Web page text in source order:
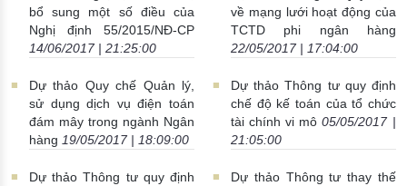
bổ sung một số điều của
Nghị định 55/2015/NĐ-CP
14/06/2017 | 21:25:00
về mạng lưới hoạt động của
TCTD phi ngân hàng
22/05/2017 | 17:04:00
Dự thảo Quy chế Quản lý,
sử dụng dịch vụ điện toán
đám mây trong ngành Ngân
hàng 19/05/2017 | 18:09:00
Dự thảo Thông tư quy định
chế độ kế toán của tổ chức
tài chính vi mô 05/05/2017 |
21:05:00
Dự thảo Thông tư quy định
Dự thảo Thông tư thay thế